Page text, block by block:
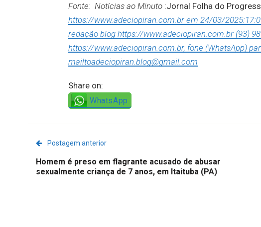
Fonte: Notícias ao Minuto :Jornal Folha do
https://www.adeciopiran.com.br em 24/03/
redação blog https://www.adeciopiran.com.br (93)
https://www.adeciopiran.com.br, fone (WhatsApp)
mailtoadeciopiran.blog@gmail.com
Share on:
WhatsApp
Postagem anterior
Homem é preso em flagrante acusado de abusar
sexualmente criança de 7 anos, em Itaituba (PA)